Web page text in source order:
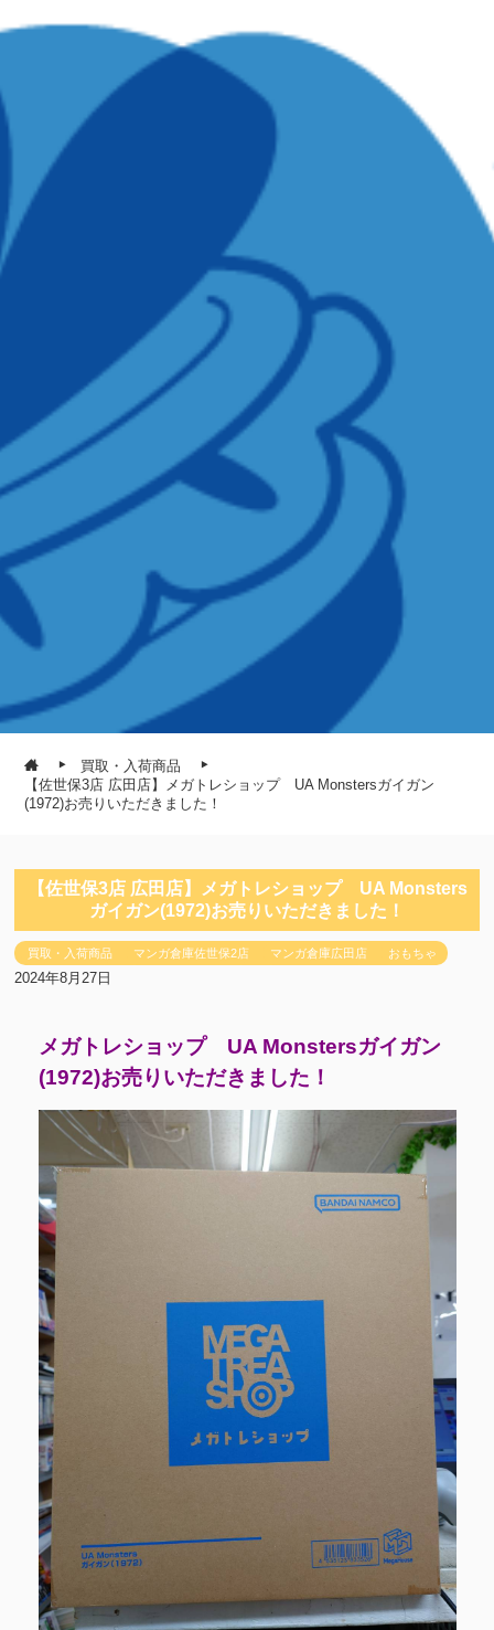
買取・入荷商品
【佐世保3店 広田店】メガトレショップ UA Monstersガイガン
(1972)お売りいただきました！
【佐世保3店 広田店】メガトレショップ UA Monsters
ガイガン(1972)お売りいただきました！
買取・入荷商品 マンガ倉庫佐世保2店 マンガ倉庫広田店 おもちゃ
2024年8月27日
メガトレショップ UA Monstersガイガン
(1972)お売りいただきました！